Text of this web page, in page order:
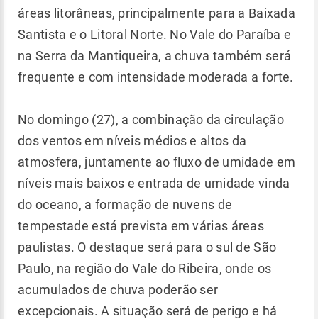
áreas litorâneas, principalmente para a Baixada
Santista e o Litoral Norte. No Vale do Paraíba e
na Serra da Mantiqueira, a chuva também será
frequente e com intensidade moderada a forte.
No domingo (27), a combinação da circulação
dos ventos em níveis médios e altos da
atmosfera, juntamente ao fluxo de umidade em
níveis mais baixos e entrada de umidade vinda
do oceano, a formação de nuvens de
tempestade está prevista em várias áreas
paulistas. O destaque será para o sul de São
Paulo, na região do Vale do Ribeira, onde os
acumulados de chuva poderão ser
excepcionais. A situação será de perigo e há